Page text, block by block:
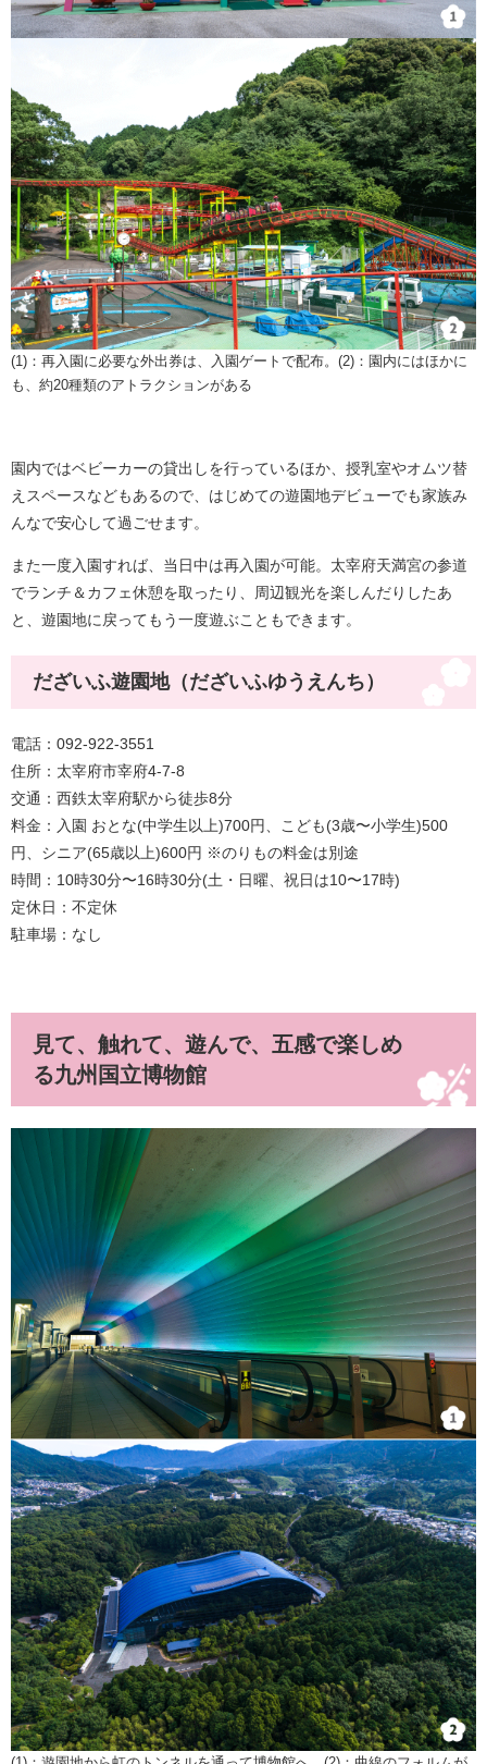
​(1)：再入園に必要な外出券は、入園ゲートで配布。(2)：園内にはほかに
も、約20種類のアトラクションがある
園内ではベビーカーの貸出しを行っているほか、授乳室やオムツ替
えスペースなどもあるので、はじめての遊園地デビューでも家族み
んなで安心して過ごせます。
また一度入園すれば、当日中は再入園が可能。太宰府天満宮の参道
でランチ＆カフェ休憩を取ったり、周辺観光を楽しんだりしたあ
と、遊園地に戻ってもう一度遊ぶこともできます。
だざいふ遊園地（だざいふゆうえんち）
電話：092-922-3551
住所：太宰府市宰府4-7-8
交通：西鉄太宰府駅から徒歩8分
料金：入園 おとな(中学生以上)700円、こども(3歳〜小学生)500
円、シニア(65歳以上)600円 ※のりもの料金は別途
時間：10時30分〜16時30分(土・日曜、祝日は10〜17時)
定休日：不定休
駐車場：なし
見て、触れて、遊んで、五感で楽しめ
る九州国立博物館